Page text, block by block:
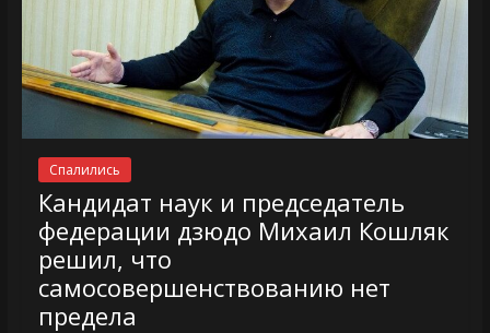
Спалились
Кандидат наук и председатель
федерации дзюдо Михаил Кошляк
решил, что
самосовершенствованию нет
предела